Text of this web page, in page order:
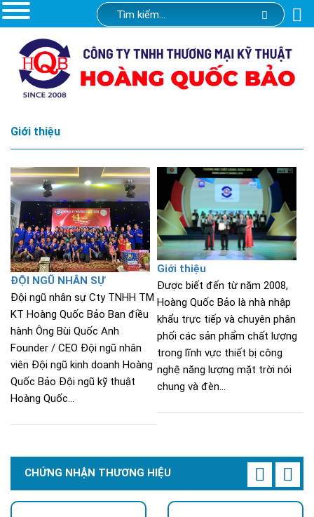
Giới thiệu
ĐỘI NGŨ NHÂN SỰ
Đội ngũ nhân sự Cty TNHH TM
KT Hoàng Quốc Bảo Ban điều
hành Ông Bùi Quốc Anh
Founder / CEO Đội ngũ nhân
viên Đội ngũ kinh doanh Hoàng
Quốc Bảo Đội ngũ kỹ thuật
Hoàng Quốc...
Giới thiệu
Được biết đến từ năm 2008,
Hoàng Quốc Bảo là nhà nhập
khẩu trực tiếp và chuyên phân
phối các sản phẩm chất lượng
trong lĩnh vực thiết bị công
nghệ năng lượng mặt trời nói
chung và đèn...
CHỨNG NHẬN THƯƠNG HIỆU